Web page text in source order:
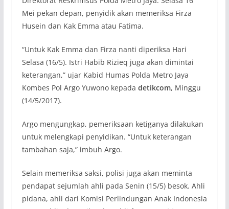
Mei pekan depan, penyidik akan memeriksa Firza
Husein dan Kak Emma atau Fatima.
“Untuk Kak Emma dan Firza nanti diperiksa Hari
Selasa (16/5). Istri Habib Rizieq juga akan dimintai
keterangan,” ujar Kabid Humas Polda Metro Jaya
Kombes Pol Argo Yuwono kepada detikcom, Minggu
(14/5/2017).
Argo mengungkap, pemeriksaan ketiganya dilakukan
untuk melengkapi penyidikan. “Untuk keterangan
tambahan saja,” imbuh Argo.
Selain memeriksa saksi, polisi juga akan meminta
pendapat sejumlah ahli pada Senin (15/5) besok. Ahli
pidana, ahli dari Komisi Perlindungan Anak Indonesia